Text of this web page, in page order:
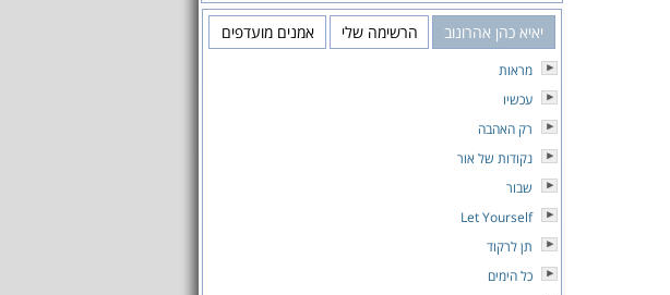
יאיא כהן אהרונוב הרשימה שלי אמנים מועדפים
מראות
עכשיו
רק האהבה
נקודות של אור
שבור
Let Yourself
תן לרקוד
כל הימים